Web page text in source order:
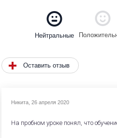
Нейтральные
Оставить отзыв
Никита, 26 апреля 2020
На пробном уроке понял, что